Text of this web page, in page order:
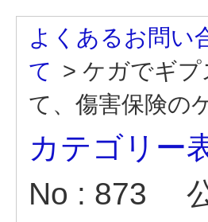
よくあるお問い
て > ケガでギプ
て、傷害保険の
カテゴリー
No : 873